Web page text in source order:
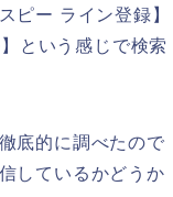
ピー ライン登録】
という感じで検索
底的に調べたので
しているかどうか